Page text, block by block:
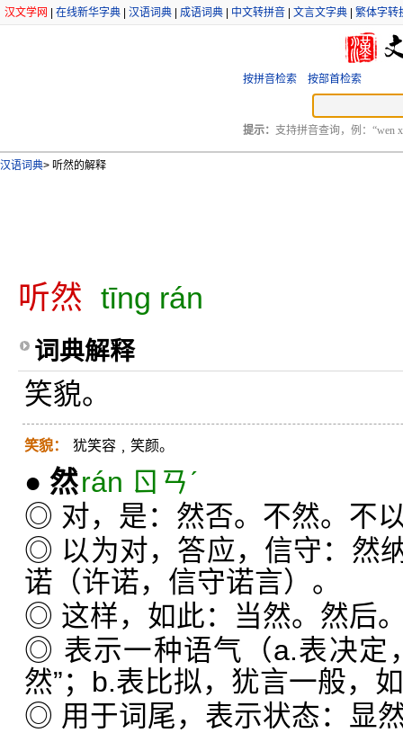
汉文学网 在线新华字典 汉语词典 成语词典 中文转拼音 文言文字典 繁体字转
按拼音检索 按部首检索
提示： 支持拼音查询，例：“wen
汉语词典> 听然的解释
听然 tīng rán
词典解释
笑貌。
笑貌： 犹笑容﹐笑颜。
● 然rán ㄖㄢˊ
◎ 对，是：然否。不然。不
◎ 以为对，答应，信守：然
诺（许诺，信守诺言）。
◎ 这样，如此：当然。然后
◎ 表示一种语气（a.表决定
然”；b.表比拟，犹言一般，
◎ 用于词尾，表示状态：显